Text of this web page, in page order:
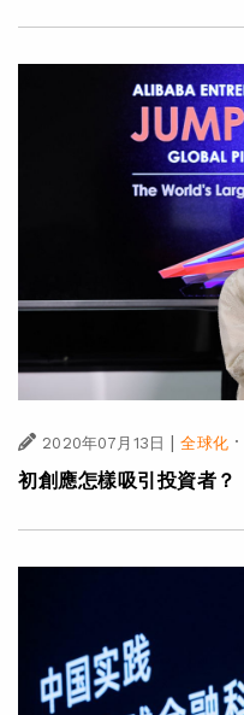
2020年07月13日 | 全球化
初創應怎樣吸引投資者？